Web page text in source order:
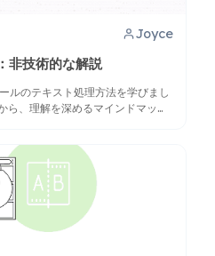
Joyce
非技術的な解説
ルのテキスト処理方法を学びまし
ら、理解を深めるマインドマップ